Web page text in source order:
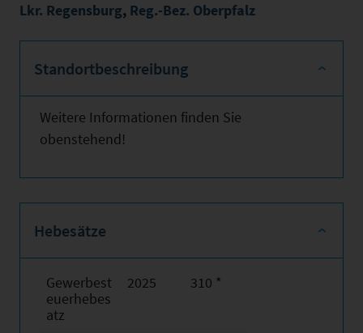
Lkr. Regensburg, Reg.-Bez. Oberpfalz
Standortbeschreibung
Weitere Informationen finden Sie
obenstehend!
Hebesätze
Gewerbest
euerhebes
atz
2025 310 *